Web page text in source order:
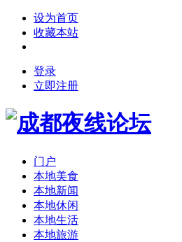
设为首页
收藏本站
登录
立即注册
门户
本地美食
本地新闻
本地休闲
本地生活
本地旅游